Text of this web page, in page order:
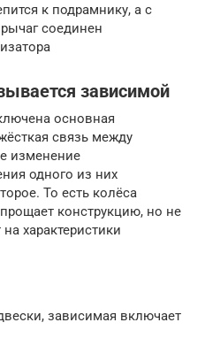
к подрамнику, а с
соединен
зависимой
основная
связь между
изменение
одного из них
То есть колёса
конструкцию, но не
характеристики
зависимая включает